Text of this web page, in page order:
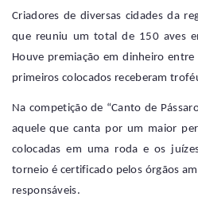
Criadores de diversas cidades da
que reuniu um total de 150 aves
Houve premiação em dinheiro
primeiros colocados receberam
Na competição de “Canto de
aquele que canta por um maior
colocadas em uma roda e os
torneio é certificado pelos órgãos
responsáveis.